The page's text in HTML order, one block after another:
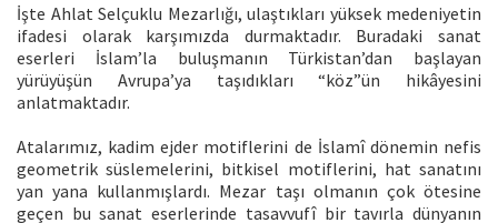
İşte Ahlat Selçuklu Mezarlığı, ulaştıkları yüksek medeniyetin
ifadesi olarak karşımızda durmaktadır. Buradaki sanat
eserleri İslam’la buluşmanın Türkistan’dan başlayan
yürüyüşün Avrupa’ya taşıdıkları “köz”ün hikâyesini
anlatmaktadır.
Atalarımız, kadim ejder motiflerini de İslamî dönemin nefis
geometrik süslemelerini, bitkisel motiflerini, hat sanatını
yan yana kullanmışlardı. Mezar taşı olmanın çok ötesine
geçen bu sanat eserlerinde tasavvufî bir tavırla dünyanın